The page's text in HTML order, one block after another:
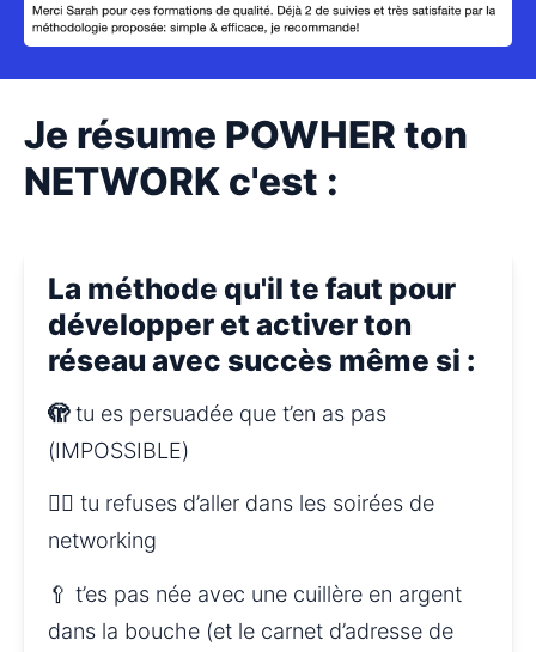
Je résume POWHER ton
NETWORK c'est :
La méthode qu'il te faut pour
développer et activer ton
réseau avec succès même si :
🫣 tu es persuadée que t’en as pas
(IMPOSSIBLE)
🙅‍♀️ tu refuses d’aller dans les soirées de
networking
🥄 t’es pas née avec une cuillère en argent
dans la bouche (et le carnet d’adresse de